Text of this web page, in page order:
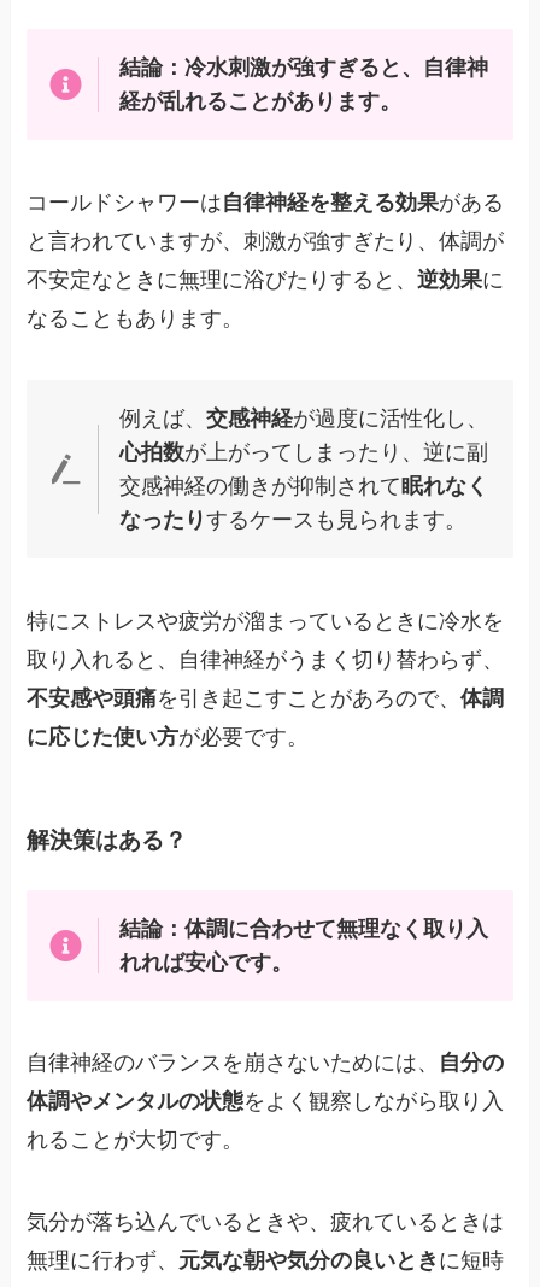
結論：冷水刺激が強すぎると、自律神
経が乱れることがあります。
コールドシャワーは自律神経を整える効果がある
と言われていますが、刺激が強すぎたり、体調が
不安定なときに無理に浴びたりすると、逆効果に
なることもあります。
例えば、 交感神経が過度に活性化し、
心拍数が上がってしまったり、逆に副
交感神経の働きが抑制されて眠れなく
なったりするケースも見られます。
特にストレスや疲労が溜まっているときに冷水を
取り入れると、自律神経がうまく切り替わらず、
不安感や頭痛を引き起こすことがあろので、体調
に応じた使い方が必要です。
解決策はある？
結論：体調に合わせて無理なく取り入
れれば安心です。
自律神経のバランスを崩さないためには、 自分の
体調やメンタルの状態をよく観察しながら取り入
れることが大切です。
気分が落ち込んでいるときや、疲れているときは
無理に行わず、 元気な朝や気分の良いとき に短時